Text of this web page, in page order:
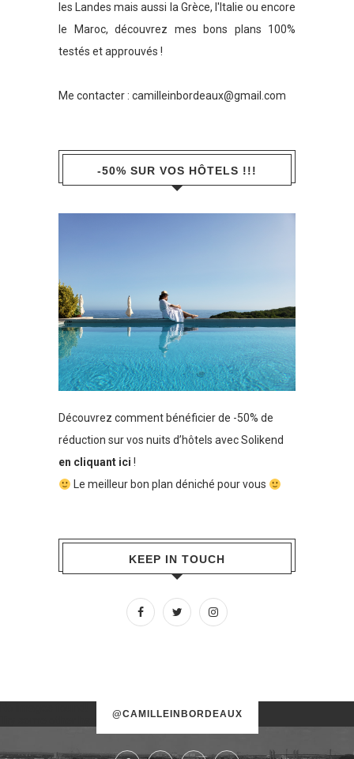
les Landes mais aussi la Grèce, l'Italie ou encore
le Maroc, découvrez mes bons plans 100%
testés et approuvés !
Me contacter : camilleinbordeaux@gmail.com
-50% SUR VOS HÔTELS !!!
Découvrez comment bénéficier de -50% de
réduction sur vos nuits d’hôtels avec Solikend
en cliquant ici !
Le meilleur bon plan déniché pour vous
KEEP IN TOUCH
@CAMILLEINBORDEAUX
Try some other hashtag or username